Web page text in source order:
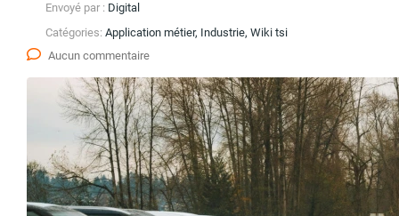
Envoyé par : Digital
Catégories: Application métier, Industrie, Wiki tsi
Aucun commentaire